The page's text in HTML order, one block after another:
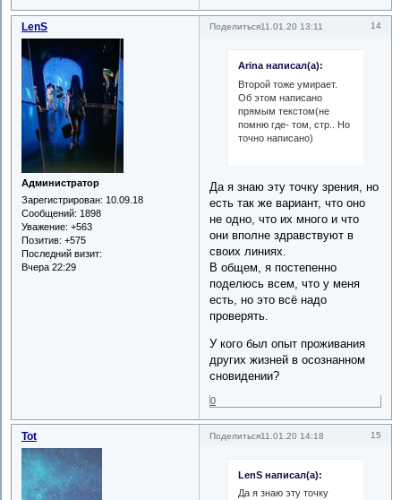
Поделиться 14
11.01.20 13:11
LenS
Администратор
Зарегистрирован: 10.09.18
Сообщений: 1898
Уважение: +563
Позитив: +575
Последний визит:
Вчера 22:29
Arina написал(а):
Второй тоже умирает.
Об этом написано
прямым текстом(не
помню где- том, стр.. Но
точно написано)
Да я знаю эту точку зрения, но
есть так же вариант, что оно
не одно, что их много и что
они вполне здравствуют в
своих линиях.
В общем, я постепенно
поделюсь всем, что у меня
есть, но это всё надо
проверять.
У кого был опыт проживания
других жизней в осознанном
сновидении?
0
Поделиться 15
11.01.20 14:18
Tot
LenS написал(а):
Да я знаю эту точку